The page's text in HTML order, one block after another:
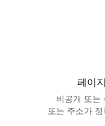
페이
비공개 또는
또는 주소가